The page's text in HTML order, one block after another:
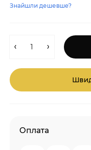
Знайшли дешевше?
Оплата